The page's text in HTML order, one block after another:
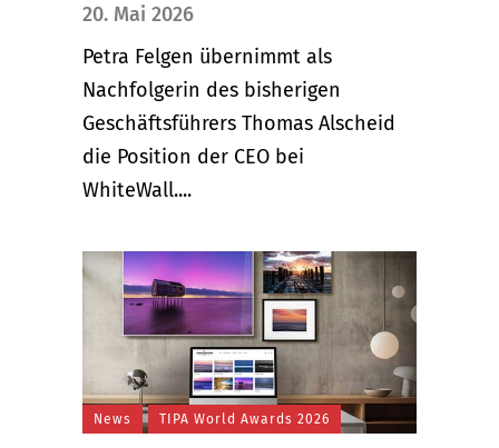
20. Mai 2026
Petra Felgen übernimmt als
Nachfolgerin des bisherigen
Geschäftsführers Thomas Alscheid
die Position der CEO bei
WhiteWall....
News TIPA World Awards 2026